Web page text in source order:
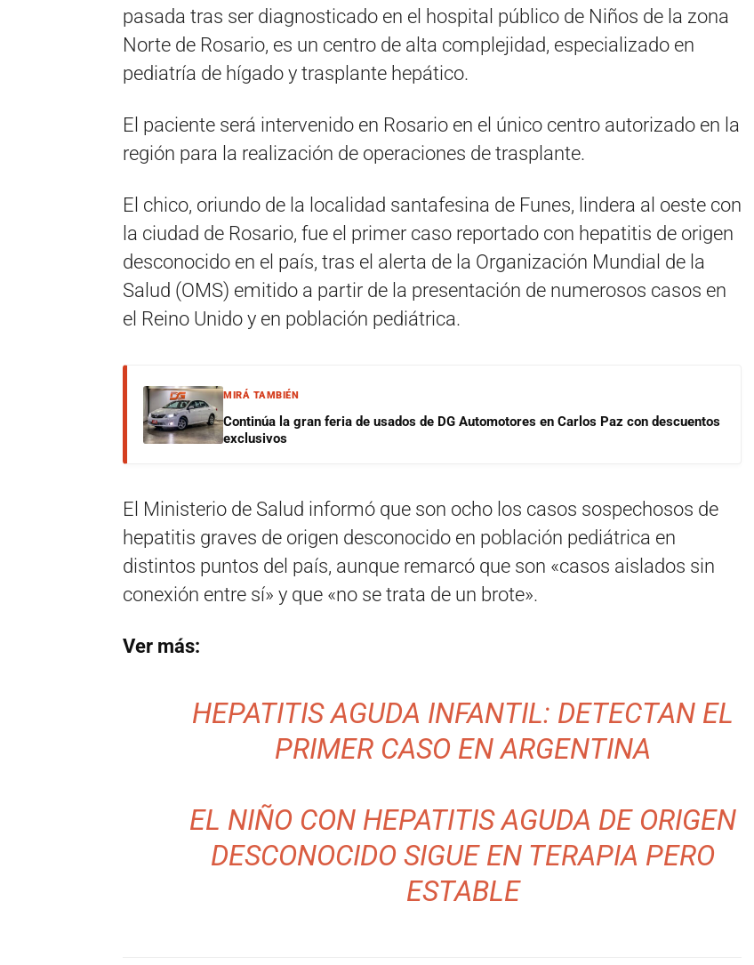
pasada tras ser diagnosticado en el hospital público de Niños de la zona
Norte de Rosario, es un centro de alta complejidad, especializado en
pediatría de hígado y trasplante hepático.
El paciente será intervenido en Rosario en el único centro autorizado en la
región para la realización de operaciones de trasplante.
El chico, oriundo de la localidad santafesina de Funes, lindera al oeste con
la ciudad de Rosario, fue el primer caso reportado con hepatitis de origen
desconocido en el país, tras el alerta de la Organización Mundial de la
Salud (OMS) emitido a partir de la presentación de numerosos casos en
el Reino Unido y en población pediátrica.
MIRÁ TAMBIÉN
Continúa la gran feria de usados de DG Automotores en Carlos Paz con descuentos
exclusivos
El Ministerio de Salud informó que son ocho los casos sospechosos de
hepatitis graves de origen desconocido en población pediátrica en
distintos puntos del país, aunque remarcó que son «casos aislados sin
conexión entre sí» y que «no se trata de un brote».
Ver más:
HEPATITIS AGUDA INFANTIL: DETECTAN EL
PRIMER CASO EN ARGENTINA
EL NIÑO CON HEPATITIS AGUDA DE ORIGEN
DESCONOCIDO SIGUE EN TERAPIA PERO
ESTABLE